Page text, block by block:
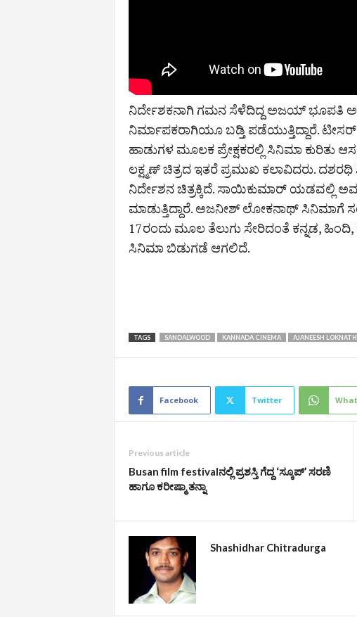
ನಿರ್ದೇಶಕನಾಗಿ ಗಮನ ಸೆಳೆದಿದ್ದ ಅಜಯ್ ಭೂಪತಿ
ನಿರ್ಮಾಪಕರಾಗಿಯೂ ಬಡ್ತಿ ಪಡೆಯುತ್ತಿದ್ದಾರೆ.
ಹಾಡುಗಳ ಮೂಲಕ ಪ್ರೇಕ್ಷಕರಲ್ಲಿ ಸಿನಿಮಾ ಕುರಿತು
ಲಕ್ಷ್ಮಣ್ ಚಿತ್ರದ ಇತರೆ ಪ್ರಮುಖ ಕಲಾವಿದರು.
ನಿರ್ದೇಶನ ಚಿತ್ರಕ್ಕಿದೆ. ಸಾಯಿಕುಮಾರ್ ಯಡವಲ್ಲಿ
ಮಾಡುತ್ತಿದ್ದಾರೆ. ಅಜನೀಶ್​ ಲೋಕನಾಥ್​
17ರಂದು ಮೂಲ ತೆಲುಗು ಸೇರಿದಂತೆ ಕನ್ನಡ,
ಸಿನಿಮಾ ಬಿಡುಗಡೆ ಆಗಲಿದೆ.
TAGS SANDALWOOD KANNADA CINEMA AJANEESH LOKNATH
Facebook Twitter
Previous article
Busan film festivalನಲ್ಲಿ ಪ್ರಶಸ್ತಿ ಗೆದ್ದ ‘ಸ್ಕೂಪ್‌’ ಸರಣಿ
ಹಾಗೂ ಕರೀಷ್ಮಾ ತನ್ನಾ
Shashidhar Chitradurga